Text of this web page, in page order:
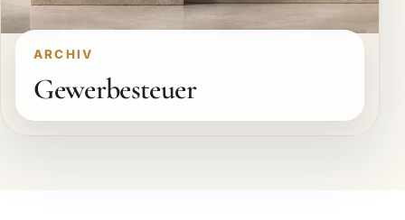
ARCHIV
Gewerbesteuer